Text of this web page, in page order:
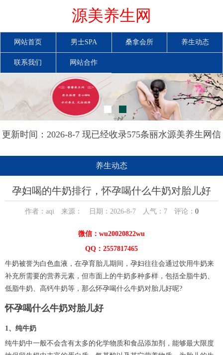
源美养生网
网站首页 男士SPA 桑拿会所 养生动态
联系我们 网站合作
更新时间：2026-8-7 现已经收录575条丽水源美养生网信
养生动态
孕妇喝的牛奶排行，怀孕喝什么牛奶对胎儿好
作者：aqi 来源： 日期：2026-8-7 人气： 7评论： 0
微信：wu20020822wu
QQ：2557817465
牛奶被誉为白色血液，在孕育胎儿期间，孕妇往往会通过饮用牛奶来
补充所需要的营养元素，但市面上的牛奶多种多样，包括全脂牛奶、
低脂牛奶、高钙牛奶等，那么怀孕喝什么牛奶对胎儿好呢?
怀孕喝什么牛奶对胎儿好
1、纯牛奶
纯牛奶中一般不会含有太多的化学物质和食品添加剂，能够最大限度